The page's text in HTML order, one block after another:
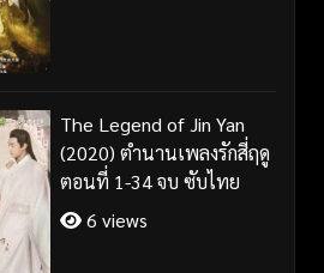
The Legend of Jin Yan
(2020) ตำนานเพลงรักสี่ฤดู
ตอนที่ 1-34 จบ ซับไทย
6 views